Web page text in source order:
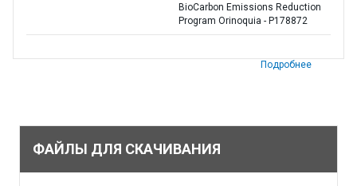
BioCarbon Emissions Reduction
Program Orinoquia - P178872
Подробнее
ФАЙЛЫ ДЛЯ СКАЧИВАНИЯ